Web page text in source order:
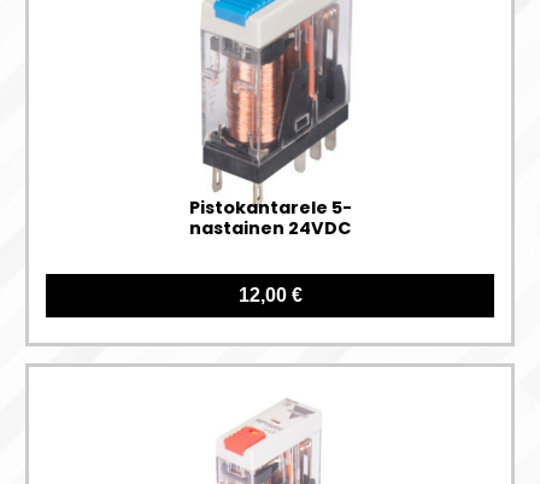
Pistokantarele 5-
nastainen 24VDC
12,00 €